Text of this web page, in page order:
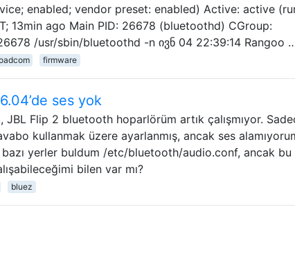
enabled; vendor preset: enabled) Active: active
13min ago Main PID: 26678 (bluetoothd) CGroup:
/usr/sbin/bluetoothd -n ივნ 04 22:39:14 Rangoo
firmware
ses yok
Flip 2 bluetooth hoparlörüm artık çalışmıyor.
kullanmak üzere ayarlanmış, ancak ses
yerler buldum /etc/bluetooth/audio.conf, ancak bu
bilen var mı?
bluez